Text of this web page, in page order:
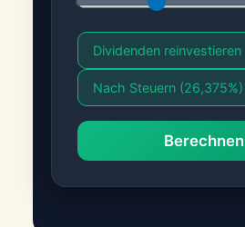
Dividenden reinvestieren
Nach Steuern (26,375%)
Berechnen